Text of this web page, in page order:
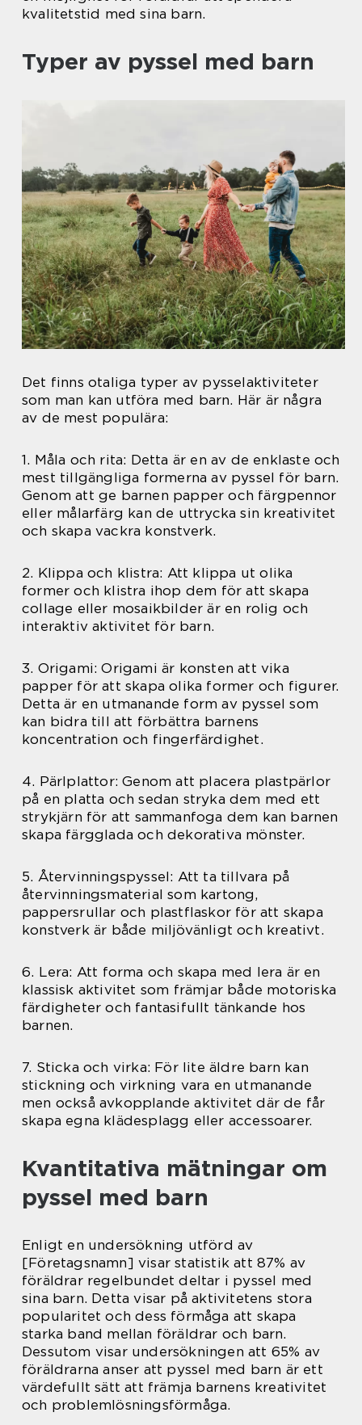
kvalitetstid med sina barn.
Typer av pyssel med barn
Det finns otaliga typer av pysselaktiviteter
som man kan utföra med barn. Här är några
av de mest populära:
1. Måla och rita: Detta är en av de enklaste och
mest tillgängliga formerna av pyssel för barn.
Genom att ge barnen papper och färgpennor
eller målarfärg kan de uttrycka sin kreativitet
och skapa vackra konstverk.
2. Klippa och klistra: Att klippa ut olika
former och klistra ihop dem för att skapa
collage eller mosaikbilder är en rolig och
interaktiv aktivitet för barn.
3. Origami: Origami är konsten att vika
papper för att skapa olika former och figurer.
Detta är en utmanande form av pyssel som
kan bidra till att förbättra barnens
koncentration och fingerfärdighet.
4. Pärlplattor: Genom att placera plastpärlor
på en platta och sedan stryka dem med ett
strykjärn för att sammanfoga dem kan barnen
skapa färgglada och dekorativa mönster.
5. Återvinningspyssel: Att ta tillvara på
återvinningsmaterial som kartong,
pappersrullar och plastflaskor för att skapa
konstverk är både miljövänligt och kreativt.
6. Lera: Att forma och skapa med lera är en
klassisk aktivitet som främjar både motoriska
färdigheter och fantasifullt tänkande hos
barnen.
7. Sticka och virka: För lite äldre barn kan
stickning och virkning vara en utmanande
men också avkopplande aktivitet där de får
skapa egna klädesplagg eller accessoarer.
Kvantitativa mätningar om
pyssel med barn
Enligt en undersökning utförd av
[Företagsnamn] visar statistik att 87% av
föräldrar regelbundet deltar i pyssel med
sina barn. Detta visar på aktivitetens stora
popularitet och dess förmåga att skapa
starka band mellan föräldrar och barn.
Dessutom visar undersökningen att 65% av
föräldrarna anser att pyssel med barn är ett
värdefullt sätt att främja barnens kreativitet
och problemlösningsförmåga.